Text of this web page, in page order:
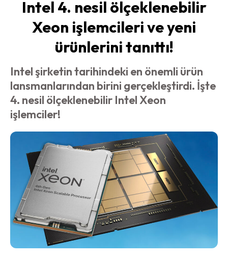
Intel 4. nesil ölçeklenebilir
Xeon işlemcileri ve yeni
ürünlerini tanıttı!
Intel şirketin tarihindeki en önemli ürün
lansmanlarından birini gerçekleştirdi. İşte
4. nesil ölçeklenebilir Intel Xeon
işlemciler!